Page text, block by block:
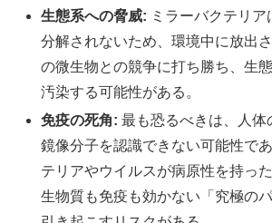
生態系への脅威: ミラーバクテリ
分解されないため、環境中に放出
の微生物との競争に打ち勝ち、生
汚染する可能性がある。
免疫の死角: 最も恐るべきは、人体
鏡像分子を認識できない可能性で
テリアやウイルスが病原性を持っ
生物質も免疫も効かない「究極の